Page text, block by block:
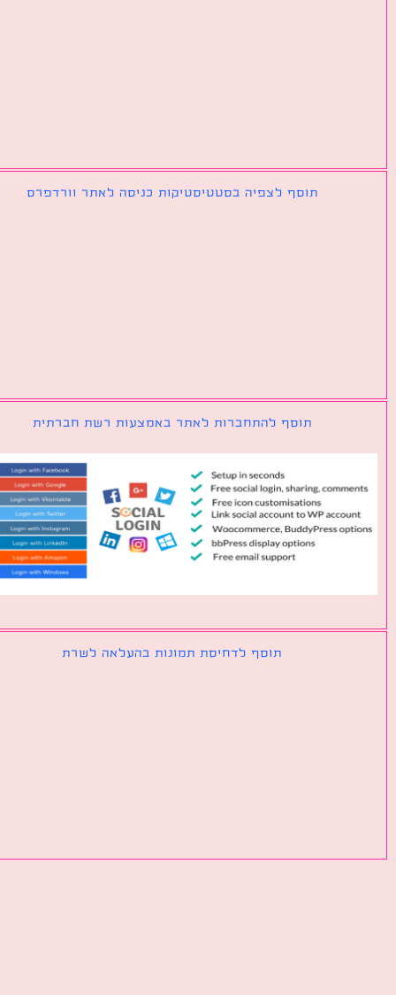
תוסף לצפיה בסטטיסטיקות כניסה לאתר וורדפרס
תוסף להתחברות לאתר באמצעות רשת חברתית
תוסף לדחיסת תמונות בהעלאה לשרת